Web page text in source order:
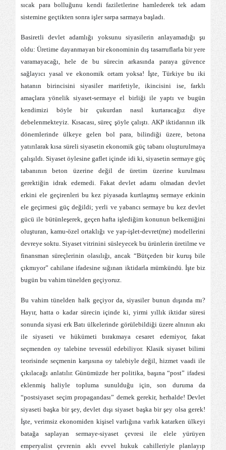
sıcak para bolluğunu kendi faziletlerine hamlederek tek adam
sistemine geçtikten sonra işler sarpa sarmaya başladı.
Basiretli devlet adamlığı yoksunu siyasilerin anlayamadığı şu
oldu: Üretime dayanmayan bir ekonominin dış tasarruflarla bir yere
varamayacağı, hele de bu sürecin arkasında paraya güvence
sağlayıcı yasal ve ekonomik ortam yoksa! İşte, Türkiye bu iki
hatanın birincisini siyasiler marifetiyle, ikincisini ise, farklı
amaçlara yönelik siyaset-sermaye el birliği ile yaptı ve bugün
kendimizi böyle bir çukurdan nasıl kurtaracağız diye
debelenmekteyiz. Kısacası, süreç şöyle çalıştı. AKP iktidarının ilk
dönemlerinde ülkeye gelen bol para, bilindiği üzere, betona
yatırılarak kısa süreli siyasetin ekonomik güç tabanı oluşturulmaya
çalışıldı. Siyaset öylesine gaflet içinde idi ki, siyasetin sermaye güç
tabanının beton üzerine değil de üretim üzerine kurulması
gerektiğin idrak edemedi. Fakat devlet adamı olmadan devlet
erkini ele geçirenleri bu kez piyasada kurtlaşmış sermaye erkinin
ele geçirmesi güç değildi; yerli ve yabancı sermaye bu kez devlet
gücü ile bütünleşerek, geçen hafta işlediğim konunun belkemiğini
oluşturan, kamu-özel ortaklığı ve yap-işlet-devret(me) modellerini
devreye soktu. Siyaset vitrinini süsleyecek bu ürünlerin üretilme ve
finansman süreçlerinin olasılığı, ancak “Bütçeden bir kuruş bile
çıkmıyor” cahilane ifadesine sığınan iktidarla mümkündü. İşte biz
bugün bu vahim tünelden geçiyoruz.
Bu vahim tünelden halk geçiyor da, siyasiler bunun dışında mı?
Hayır, hatta o kadar sürecin içinde ki, yirmi yıllık iktidar süresi
sonunda siyasi erk Batı ülkelerinde görülebildiği üzere alnının akı
ile siyaseti ve hükümeti bırakmaya cesaret edemiyor, fakat
seçmenden oy talebine tevessül edebiliyor. Klasik siyaset bilimi
teorisinde seçmenin karşısına oy talebiyle değil, hizmet vaadi ile
çıkılacağı anlatılır. Günümüzde her politika, başına “post” ifadesi
eklenmiş haliyle topluma sunulduğu için, son duruma da
“postsiyaset seçim propagandası” demek gerekir, herhalde! Devlet
siyaseti başka bir şey, devlet dışı siyaset başka bir şey olsa gerek!
İşte, verimsiz ekonomiden kişisel varlığına varlık katarken ülkeyi
batağa saplayan sermaye-siyaset çevresi ile elele yürüyen
emperyalist çevrenin aklı evvel hukuk cahilleriyle planlayıp